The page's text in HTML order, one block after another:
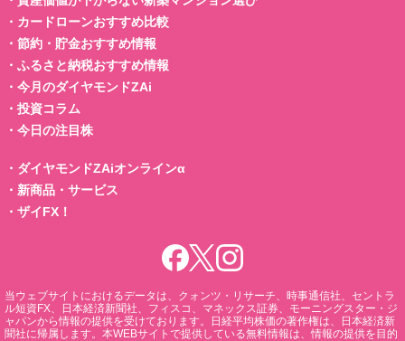
・ カードローンおすすめ比較
・ 節約・貯金おすすめ情報
・ ふるさと納税おすすめ情報
・ 今月のダイヤモンドZAi
・ 投資コラム
・ 今日の注目株
・ ダイヤモンドZAiオンラインα
・ 新商品・サービス
・ ザイFX！
当ウェブサイトにおけるデータは、クォンツ・リサーチ、時事通信社、セントラ
ル短資FX、日本経済新聞社、フィスコ、マネックス証券、モーニングスター・ジ
ャパンから情報の提供を受けております。日経平均株価の著作権は、日本経済新
聞社に帰属します。本WEBサイトで提供している無料情報は、情報の提供を目的